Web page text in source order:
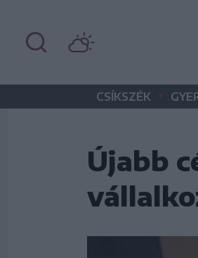
CSÍKSZÉK •
Újabb